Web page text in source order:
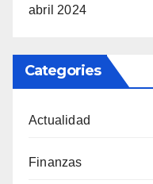
abril 2024
Categories
Actualidad
Finanzas